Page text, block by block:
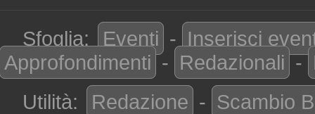
Sfoglia: Eventi - Inserisci
Approfondimenti - Redazionali -
Utilità:
Redazione - Scambio